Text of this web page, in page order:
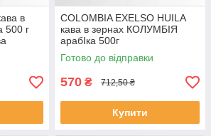
в
500 г
COLOMBIA EXELSO HUILA
кава в зернах КОЛУМБІЯ
арабІка 500г
Свіжообсмажена кава
Моносорт
Готово до відправки
570 ₴ 712,50 ₴
Купити